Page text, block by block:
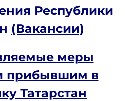
Республики
(Вакансии)
меры
прибывшим в
Татарстан